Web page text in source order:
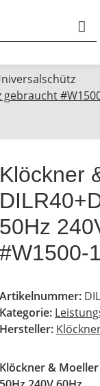
Klöckner
50Hz
#W1500-
Artikelnummer:
Kategorie:
Hersteller:
Klöckner &